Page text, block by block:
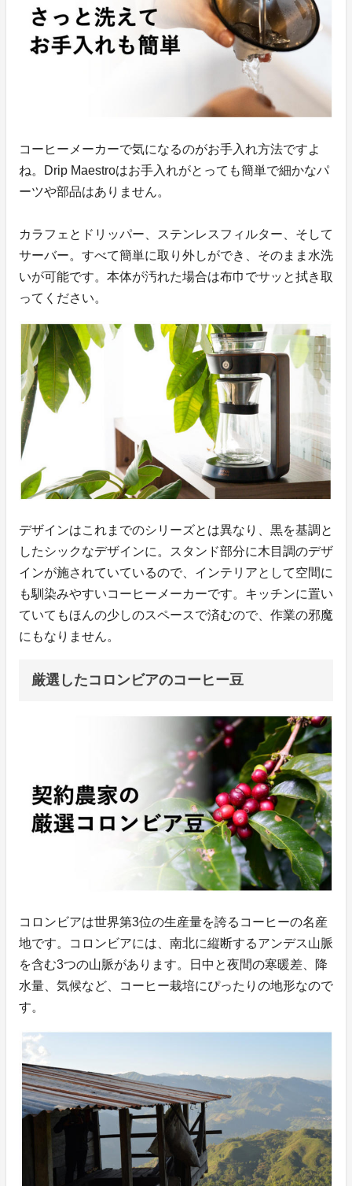
コーヒーメーカーで気になるのがお手入れ方法ですよ
ね。Drip Maestroはお手入れがとっても簡単で細かなパ
ーツや部品はありません。
カラフェとドリッパー、ステンレスフィルター、そして
サーバー。すべて簡単に取り外しができ、そのまま水洗
いが可能です。本体が汚れた場合は布巾でサッと拭き取
ってください。
デザインはこれまでのシリーズとは異なり、黒を基調と
したシックなデザインに。スタンド部分に木目調のデザ
インが施されていているので、インテリアとして空間に
も馴染みやすいコーヒーメーカーです。キッチンに置い
ていてもほんの少しのスペースで済むので、作業の邪魔
にもなりません。
厳選したコロンビアのコーヒー豆
コロンビアは世界第3位の生産量を誇るコーヒーの名産
地です。コロンビアには、南北に縦断するアンデス山脈
を含む3つの山脈があります。日中と夜間の寒暖差、降
水量、気候など、コーヒー栽培にぴったりの地形なので
す。